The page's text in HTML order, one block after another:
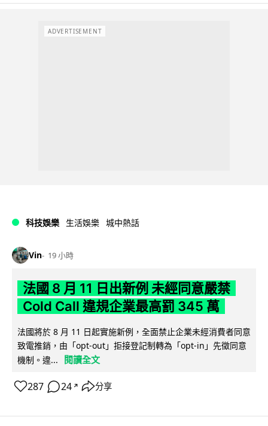
ADVERTISEMENT
科技娛樂 生活娛樂 城中熱話
Vin 19 小時
法國 8 月 11 日出新例 未經同意嚴禁
Cold Call 違規企業最高罰 345 萬
法國將於 8 月 11 日起實施新例，全面禁止企業未經消費者同意
致電推銷，由「opt-out」拒接登記制轉為「opt-in」先徵同意
機制。違...
閱讀全文
287 24 ↗ 分享